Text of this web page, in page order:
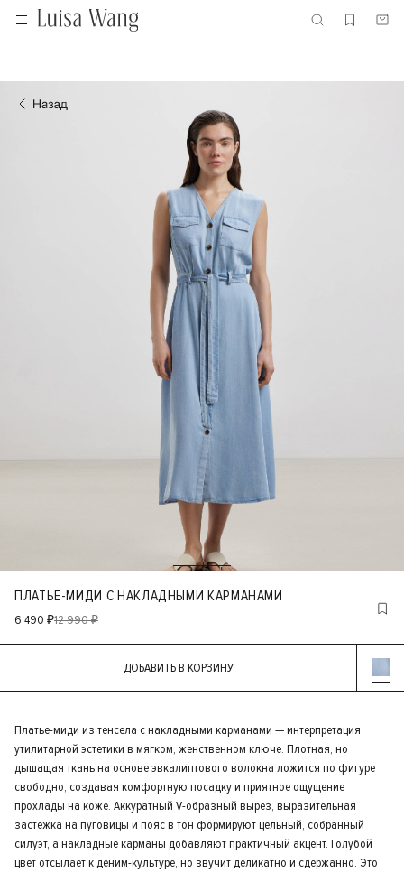
ПЛАТЬЕ-МИДИ С НАКЛАДНЫМИ КАРМАНАМИ
6 490 ₽12 990 ₽
ДОБАВИТЬ В КОРЗИНУ
Платье-миди из тенсела с накладными карманами — интерпретация
утилитарной эстетики в мягком, женственном ключе. Плотная, но
дышащая ткань на основе эвкалиптового волокна ложится по фигуре
свободно, создавая комфортную посадку и приятное ощущение
прохлады на коже. Аккуратный V-образный вырез, выразительная
застежка на пуговицы и пояс в тон формируют цельный, собранный
силуэт, а накладные карманы добавляют практичный акцент. Голубой
цвет отсылает к деним-культуре, но звучит деликатно и сдержанно. Это